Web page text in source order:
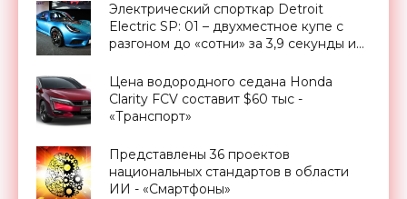
Электрический спорткар Detroit
Electric SP: 01 – двухместное купе с
разгоном до «сотни» за 3,9 секунды и
Цена водородного седана Honda
Clarity FCV составит $60 тыс -
«Транспорт»
Представлены 36 проектов
национальных стандартов в области
ИИ - «Смартфоны»